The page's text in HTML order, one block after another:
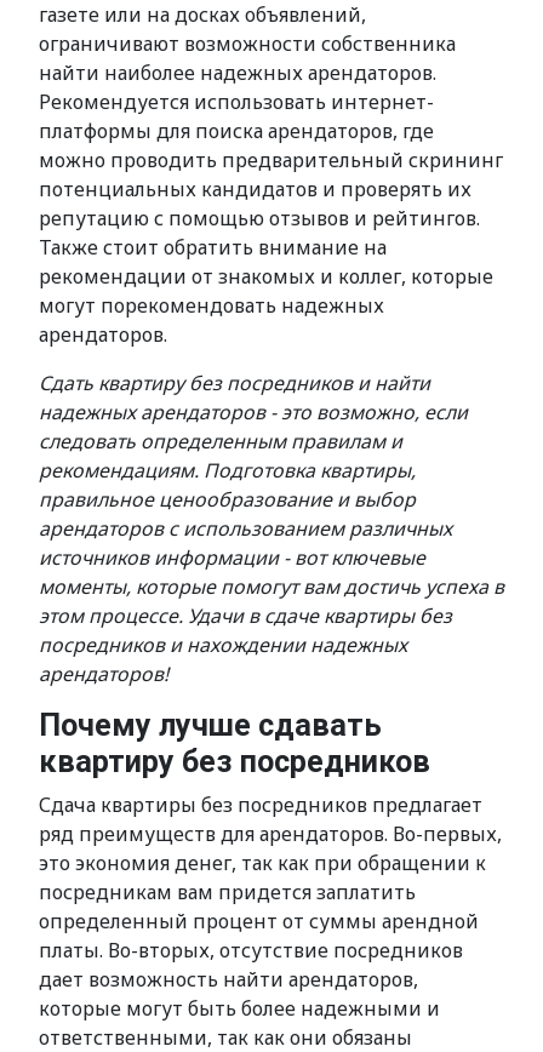
газете или на досках объявлений,
ограничивают возможности собственника
найти наиболее надежных арендаторов.
Рекомендуется использовать интернет-
платформы для поиска арендаторов, где
можно проводить предварительный скрининг
потенциальных кандидатов и проверять их
репутацию с помощью отзывов и рейтингов.
Также стоит обратить внимание на
рекомендации от знакомых и коллег, которые
могут порекомендовать надежных
арендаторов.
Сдать квартиру без посредников и найти
надежных арендаторов - это возможно, если
следовать определенным правилам и
рекомендациям. Подготовка квартиры,
правильное ценообразование и выбор
арендаторов с использованием различных
источников информации - вот ключевые
моменты, которые помогут вам достичь успеха в
этом процессе. Удачи в сдаче квартиры без
посредников и нахождении надежных
арендаторов!
Почему лучше сдавать
квартиру без посредников
Сдача квартиры без посредников предлагает
ряд преимуществ для арендаторов. Во-первых,
это экономия денег, так как при обращении к
посредникам вам придется заплатить
определенный процент от суммы арендной
платы. Во-вторых, отсутствие посредников
дает возможность найти арендаторов,
которые могут быть более надежными и
ответственными, так как они обязаны